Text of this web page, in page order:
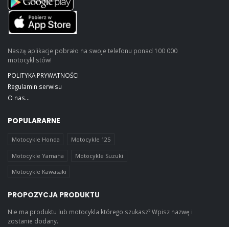
Naszą aplikacje pobrało na swoje telefonu ponad 100 000
motocyklistów!
POLITYKA PRYWATNOŚCI
Regulamin serwisu
O nas...
POPULARARNE
Motocykle Honda Motocykle 125
Motocykle Yamaha Motocykle Suzuki
Motocykle Kawasaki
PROPOZYCJA PRODUKTU
Nie ma produktu lub motocykla którego szukasz? Wpisz nazwę i
zostanie dodany.